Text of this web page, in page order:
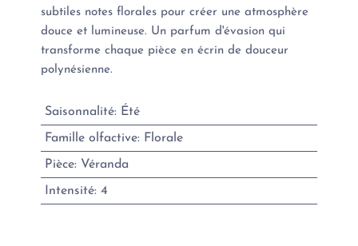
subtiles notes florales pour créer une atmosphère
douce et lumineuse. Un parfum d'évasion qui
transforme chaque pièce en écrin de douceur
polynésienne.
Saisonnalité: Été
Famille olfactive: Florale
Pièce: Véranda
Intensité: 4